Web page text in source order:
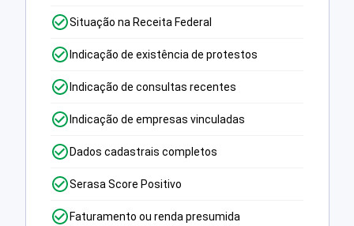
Situação na Receita Federal
Indicação de existência de protestos
Indicação de consultas recentes
Indicação de empresas vinculadas
Dados cadastrais completos
Serasa Score Positivo
Faturamento ou renda presumida